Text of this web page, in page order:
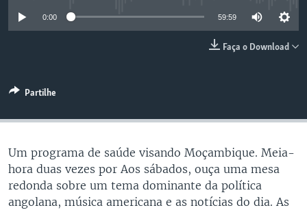
0:00 59:59
Faça o Download
Partilhe
Um programa de saúde visando Moçambique. Meia-
hora duas vezes por Aos sábados, ouça uma mesa
redonda sobre um tema dominante da política
angolana, música americana e as notícias do dia. As